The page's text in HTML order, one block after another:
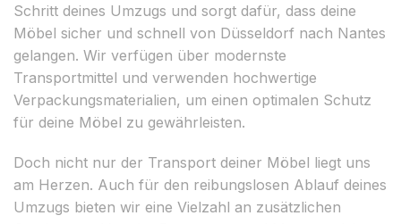
Schritt deines Umzugs und sorgt dafür, dass deine
Möbel sicher und schnell von Düsseldorf nach Nantes
gelangen. Wir verfügen über modernste
Transportmittel und verwenden hochwertige
Verpackungsmaterialien, um einen optimalen Schutz
für deine Möbel zu gewährleisten.
Doch nicht nur der Transport deiner Möbel liegt uns
am Herzen. Auch für den reibungslosen Ablauf deines
Umzugs bieten wir eine Vielzahl an zusätzlichen